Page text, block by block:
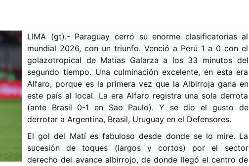
LIMA (gt).- Paraguay cerró su enorme clasificatorias al
mundial 2026, con un triunfo. Venció a Perú 1 a 0 con el
golazotropical de Matías Galarza a los 33 minutos del
segundo tiempo. Una culminación excelente, en esta era
Alfaro, porque es la primera vez que la Albirroja gana en
este país al local. La era Alfaro registra una sola derrota
(ante Brasil 0-1 en Sao Paulo). Y se dio el gusto de
derrotar a Argentina, Brasil, Uruguay en el Defensores.
El gol del Matí es fabuloso desde donde se lo mire. La
sucesión de toques (largos y cortos) por el sector
derecho del avance albirrojo, de donde llegó el centro de